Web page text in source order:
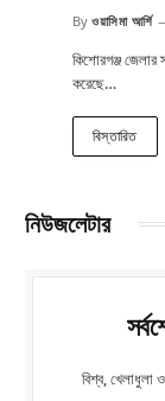
By ওয়াসিমা আর্শি
কিশোরগঞ্জ জেলার
করেছে…
বিস্তারিত
নিউজলেটার
বিশ্ব, খেলাধুলা